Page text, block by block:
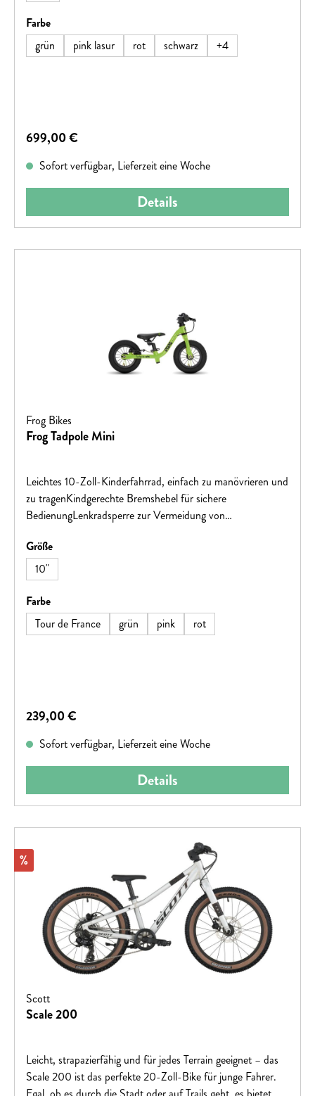
Farbeauswählen
grün
pink lasur rot schwarz +4
Regulärer Preis:
699,00 €
Sofort verfügbar, Lieferzeit eine Woche
Details
Frog Bikes
Frog Tadpole Mini
Leichtes 10-Zoll-Kinderfahrrad, einfach zu manövrieren und
zu tragenKindgerechte Bremshebel für sichere
BedienungLenkradsperre zur Vermeidung von
Fußverletzungen5 Jahre Garantie auf Rahmen und
GabelMit KlingelFür 18 Monate bis 2 Jahre
(Innenbeinlänge: 23-31 cm)
Größeauswählen
10"
Farbeauswählen
Tour de France
grün pink rot
Regulärer Preis:
239,00 €
Sofort verfügbar, Lieferzeit eine Woche
Details
Rabatt
%
Scott
Scale 200
Leicht, strapazierfähig und für jedes Terrain geeignet – das
Scale 200 ist das perfekte 20-Zoll-Bike für junge Fahrer.